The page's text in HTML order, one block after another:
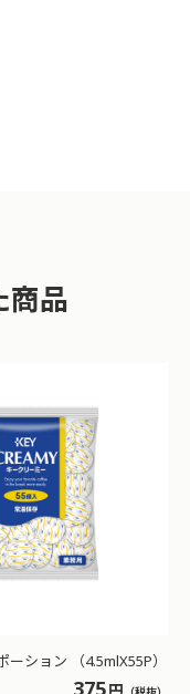
商品
ーション （4.5mlX55P）
375